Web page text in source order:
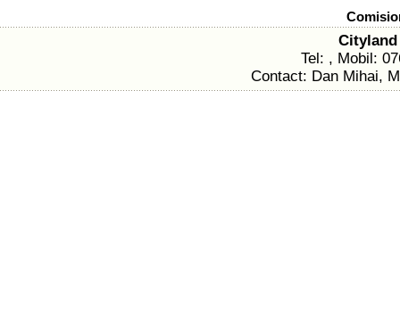
Cityland
Tel: , Mobil:
Contact: Dan Mihai,